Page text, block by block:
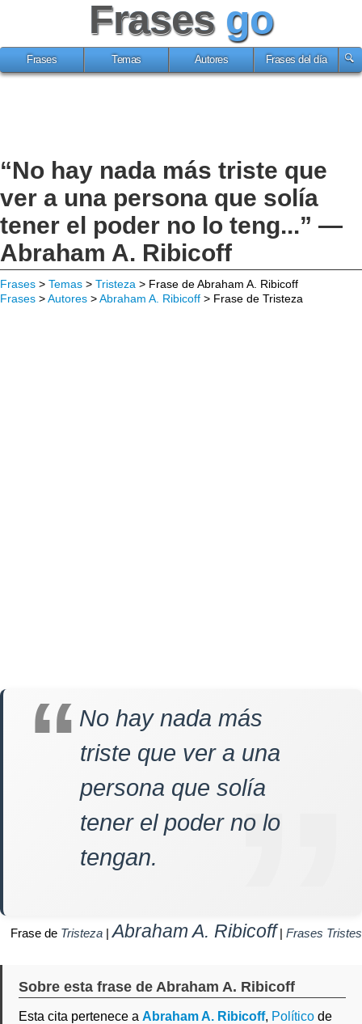
Frases go
Frases Temas Autores Frases del día
“No hay nada más triste que
ver a una persona que solía
tener el poder no lo teng...” —
Abraham A. Ribicoff
Frases > Temas > Tristeza > Frase de Abraham A. Ribicoff
Frases >Autores >Abraham A. Ribicoff > Frase de Tristeza
No hay nada más
triste que ver a una
persona que solía
tener el poder no lo
tengan.
Frase de Tristeza |Abraham A. Ribicoff| Frases Tristes
Sobre esta frase de Abraham A. Ribicoff
Esta cita pertenece a Abraham A. Ribicoff, Político de